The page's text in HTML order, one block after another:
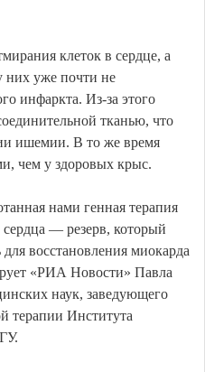
клеток в сердце, а
них уже почти не
инфаркта. Из-за этого
тканью, что
ишемии. В то же время
чем у здоровых крыс.
нами генная терапия
сердца — резерв, который
восстановления миокарда
«РИА Новости» Павла
наук, заведующего
терапии Института